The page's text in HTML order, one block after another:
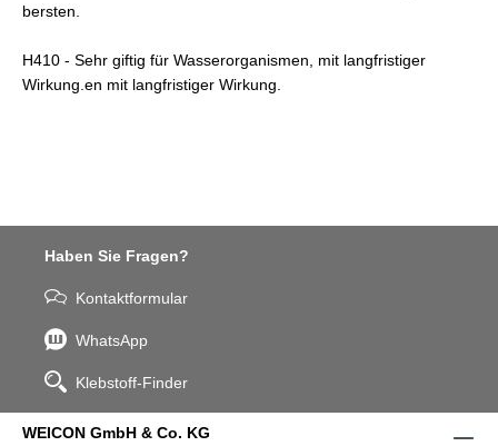
bersten.
H410 - Sehr giftig für Wasserorganismen, mit langfristiger
Wirkung.en mit langfristiger Wirkung.
Haben Sie Fragen?
Kontaktformular
WhatsApp
Klebstoff-Finder
WEICON GmbH & Co. KG